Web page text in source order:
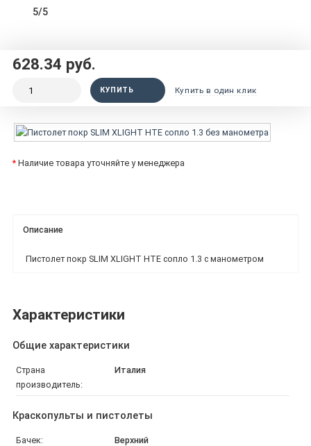
5/5
628.34 руб.
КУПИТЬ Купить в один клик
* Наличие товара уточняйте у менеджера
Описание
Пистолет покр SLIM XLIGHT HTE сопло 1.3 с манометром
Характеристики
Общие характеристики
Страна
производитель:
Италия
Краскопульты и пистолеты
Бачек: Верхний